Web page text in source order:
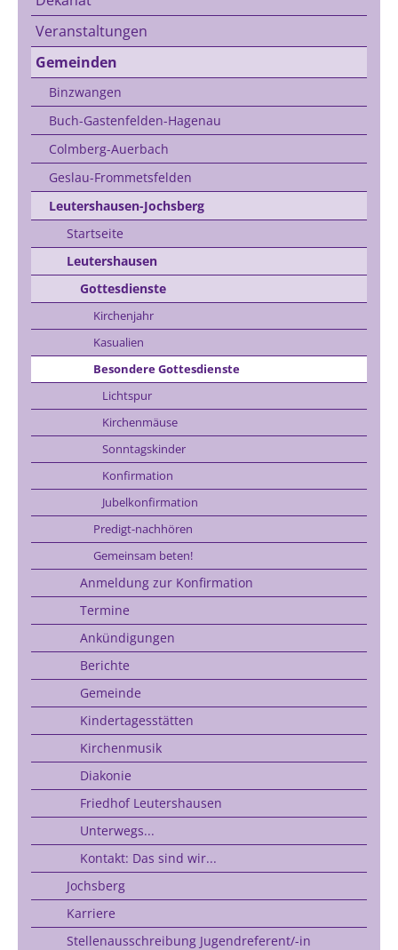
Veranstaltungen
Gemeinden
Binzwangen
Buch-Gastenfelden-Hagenau
Colmberg-Auerbach
Geslau-Frommetsfelden
Leutershausen-Jochsberg
Startseite
Leutershausen
Gottesdienste
Kirchenjahr
Kasualien
Besondere Gottesdienste
Lichtspur
Kirchenmäuse
Sonntagskinder
Konfirmation
Jubelkonfirmation
Predigt-nachhören
Gemeinsam beten!
Anmeldung zur Konfirmation
Termine
Ankündigungen
Berichte
Gemeinde
Kindertagesstätten
Kirchenmusik
Diakonie
Friedhof Leutershausen
Unterwegs...
Kontakt: Das sind wir...
Jochsberg
Karriere
Stellenausschreibung Jugendreferent/-in